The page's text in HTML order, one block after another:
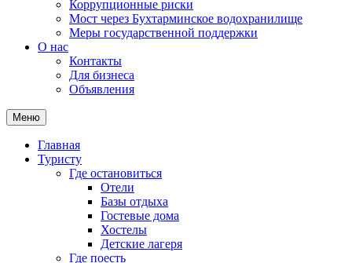
Коррупционные риски
Мост через Бухтарминское водохранилище
Меры государственной поддержки
О нас
Контакты
Для бизнеса
Объявления
Меню
Главная
Туристу
Где остановиться
Отели
Базы отдыха
Гостевые дома
Хостелы
Детские лагеря
Где поесть